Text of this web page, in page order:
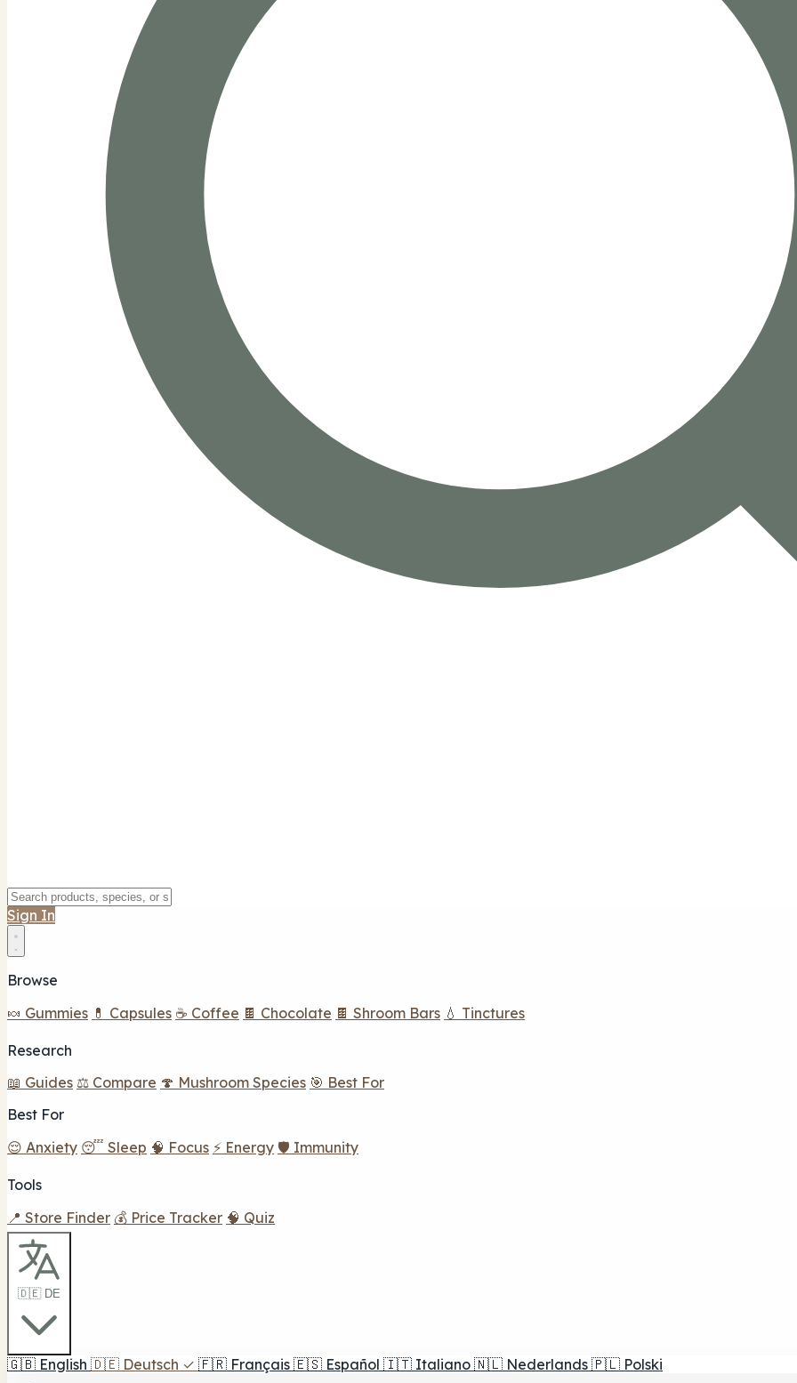
Sign In
Browse
🍬 Gummies 💊 Capsules ☕ Coffee 🍫 Chocolate 🍫 Shroom Bars 💧 Tinctures
Research
📖 Guides ⚖️ Compare 🍄 Mushroom Species 🎯 Best For
Best For
😌 Anxiety 😴 Sleep 🧠 Focus ⚡ Energy 🛡️ Immunity
Tools
📍 Store Finder 💰 Price Tracker 🧠 Quiz
🇩🇪 DE
🇬🇧 English 🇩🇪 Deutsch ✓ 🇫🇷 Français 🇪🇸 Español 🇮🇹 Italiano 🇳🇱 Nederlands 🇵🇱 Polski